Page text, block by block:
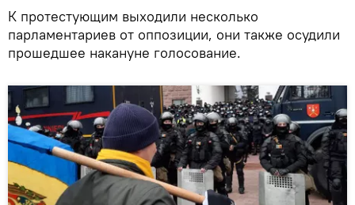
К протестующим выходили несколько
парламентариев от оппозиции, они также осудили
прошедшее накануне голосование.